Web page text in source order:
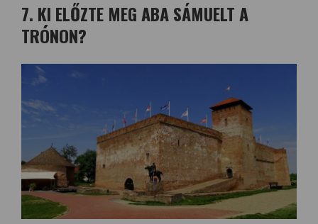
7. KI ELŐZTE MEG ABA SÁMUELT A
TRÓNON?